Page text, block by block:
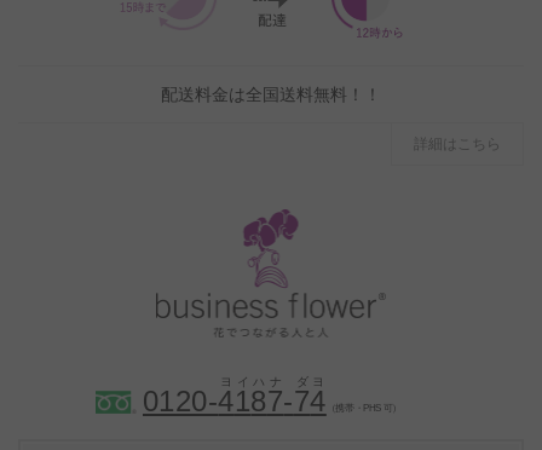
配送料金は全国送料無料！！
詳細はこちら
0120-4187-74 （携帯・PHS 可）